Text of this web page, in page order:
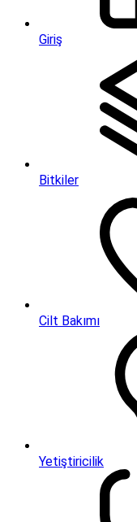
Giriş
Bitkiler
Cilt Bakımı
Yetiştiricilik